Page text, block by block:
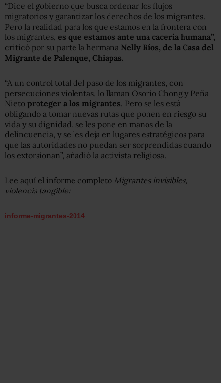
“Dice el gobierno que busca ordenar los flujos
migratorios y garantizar los derechos de los migrantes.
Pero la realidad para los que estamos en la frontera con
los migrantes, es que estamos ante una cacería humana”,
criticó por su parte la hermana Nelly Ríos, de la Casa del
Migrante de Palenque, Chiapas.
“A un control total del paso de los migrantes, con
persecuciones violentas, lo llaman Osorio Chong y Peña
Nieto proteger a los migrantes. Pero se les está
obligando a tomar nuevas rutas que ponen en riesgo su
vida y su dignidad, se les pone en manos de la
delincuencia, y se les deja en lugares estratégicos para
que las autoridades no puedan ser sorprendidas cuando
los extorsionan”, añadió la activista religiosa.
Lee aquí el informe completo Migrantes invisibles,
violencia tangible:
informe-migrantes-2014